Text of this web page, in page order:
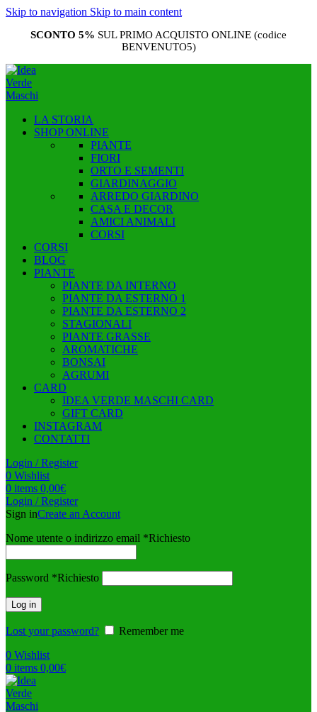
Skip to navigation Skip to main content
SCONTO 5% SUL PRIMO ACQUISTO ONLINE (codice
BENVENUTO5)
LA STORIA
SHOP ONLINE
PIANTE
FIORI
ORTO E SEMENTI
GIARDINAGGIO
ARREDO GIARDINO
CASA E DECOR
AMICI ANIMALI
CORSI
CORSI
BLOG
PIANTE
PIANTE DA INTERNO
PIANTE DA ESTERNO 1
PIANTE DA ESTERNO 2
STAGIONALI
PIANTE GRASSE
AROMATICHE
BONSAI
AGRUMI
CARD
IDEA VERDE MASCHI CARD
GIFT CARD
INSTAGRAM
CONTATTI
Login / Register
0 Wishlist
0 items 0,00€
Login / Register
Sign inCreate an Account
Nome utente o indirizzo email *Richiesto
Password *Richiesto
Log in
Lost your password?
Remember me
0 Wishlist
0 items 0,00€